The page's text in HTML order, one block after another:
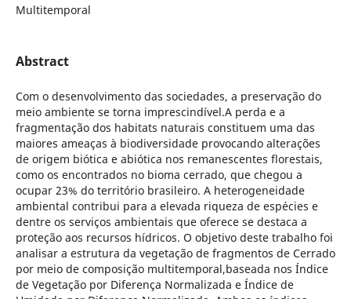
Multitemporal
Abstract
Com o desenvolvimento das sociedades, a preservação do
meio ambiente se torna imprescindível.A perda e a
fragmentação dos habitats naturais constituem uma das
maiores ameaças à biodiversidade provocando alterações
de origem biótica e abiótica nos remanescentes florestais,
como os encontrados no bioma cerrado, que chegou a
ocupar 23% do território brasileiro. A heterogeneidade
ambiental contribui para a elevada riqueza de espécies e
dentre os serviços ambientais que oferece se destaca a
proteção aos recursos hídricos. O objetivo deste trabalho foi
analisar a estrutura da vegetação de fragmentos de Cerrado
por meio de composição multitemporal,baseada nos Índice
de Vegetação por Diferença Normalizada e Índice de